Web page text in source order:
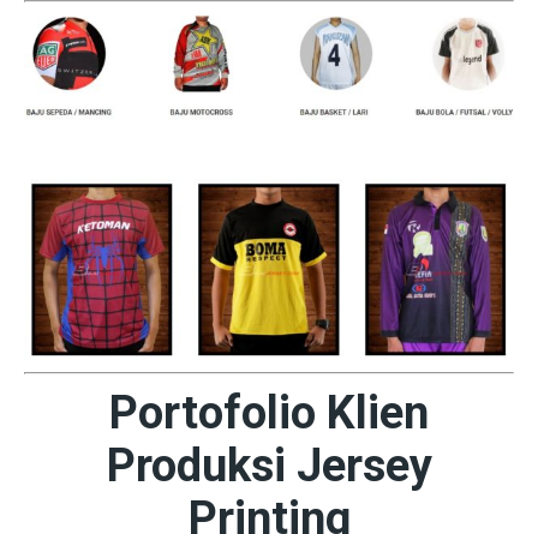
Portofolio Klien
Produksi Jersey
Printing